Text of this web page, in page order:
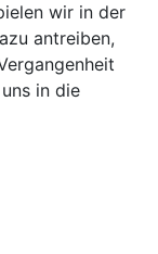
wir in der
antreiben,
in die